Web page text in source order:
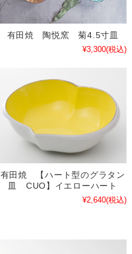
有田焼 陶悦窯 菊4.5寸皿
¥3,300(税込)
有田焼 【ハート型のグラタン
皿 CUO】イエローハート
¥2,640(税込)